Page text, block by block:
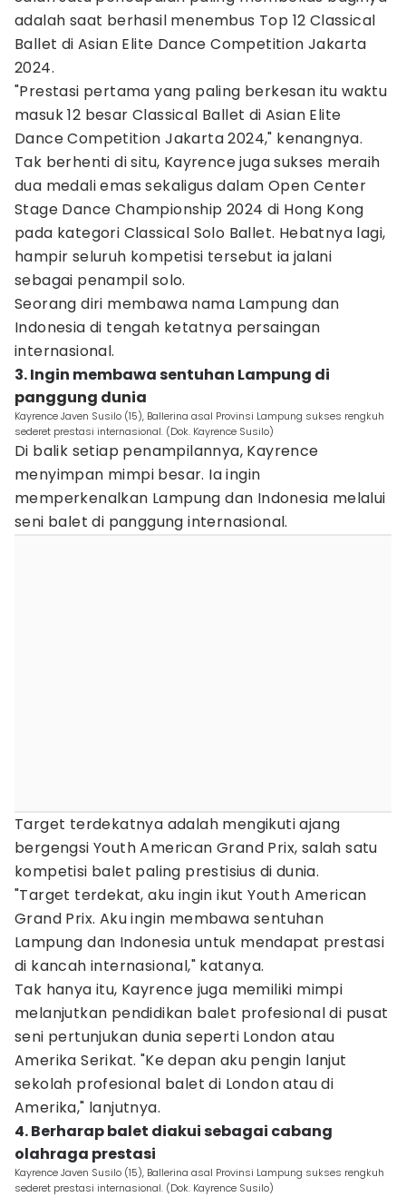
adalah saat berhasil menembus Top 12 Classical
Ballet di Asian Elite Dance Competition Jakarta
2024.
"Prestasi pertama yang paling berkesan itu waktu
masuk 12 besar Classical Ballet di Asian Elite
Dance Competition Jakarta 2024," kenangnya.
Tak berhenti di situ, Kayrence juga sukses meraih
dua medali emas sekaligus dalam Open Center
Stage Dance Championship 2024 di Hong Kong
pada kategori Classical Solo Ballet. Hebatnya lagi,
hampir seluruh kompetisi tersebut ia jalani
sebagai penampil solo.
Seorang diri membawa nama Lampung dan
Indonesia di tengah ketatnya persaingan
internasional.
3. Ingin membawa sentuhan Lampung di
panggung dunia
Kayrence Javen Susilo (15), Ballerina asal Provinsi Lampung sukses rengkuh
sederet prestasi internasional. (Dok. Kayrence Susilo)
Di balik setiap penampilannya, Kayrence
menyimpan mimpi besar. Ia ingin
memperkenalkan Lampung dan Indonesia melalui
seni balet di panggung internasional.
Target terdekatnya adalah mengikuti ajang
bergengsi Youth American Grand Prix, salah satu
kompetisi balet paling prestisius di dunia.
"Target terdekat, aku ingin ikut Youth American
Grand Prix. Aku ingin membawa sentuhan
Lampung dan Indonesia untuk mendapat prestasi
di kancah internasional," katanya.
Tak hanya itu, Kayrence juga memiliki mimpi
melanjutkan pendidikan balet profesional di pusat
seni pertunjukan dunia seperti London atau
Amerika Serikat. "Ke depan aku pengin lanjut
sekolah profesional balet di London atau di
Amerika," lanjutnya.
4. Berharap balet diakui sebagai cabang
olahraga prestasi
Kayrence Javen Susilo (15), Ballerina asal Provinsi Lampung sukses rengkuh
sederet prestasi internasional. (Dok. Kayrence Susilo)